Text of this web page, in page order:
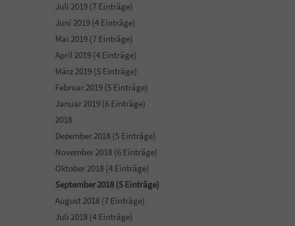
Juli 2019 (7 Einträge)
Juni 2019 (4 Einträge)
Mai 2019 (7 Einträge)
April 2019 (4 Einträge)
März 2019 (5 Einträge)
Februar 2019 (5 Einträge)
Januar 2019 (6 Einträge)
2018
Dezember 2018 (5 Einträge)
November 2018 (6 Einträge)
Oktober 2018 (4 Einträge)
September 2018 (5 Einträge)
August 2018 (7 Einträge)
Juli 2018 (4 Einträge)